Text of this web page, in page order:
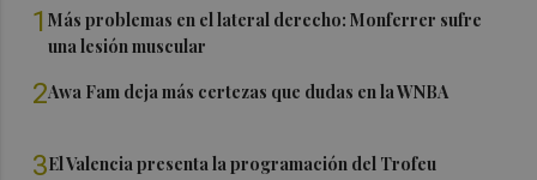
1Más problemas en el lateral derecho: Monferrer sufre
una lesión muscular
2Awa Fam deja más certezas que dudas en la WNBA
3El Valencia presenta la programación del Trofeu